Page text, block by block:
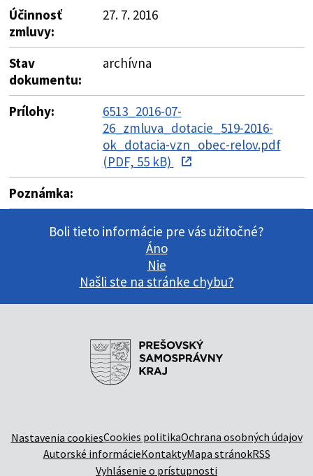
Účinnosť
zmluvy:
27. 7. 2016
Stav
dokumentu:
archívna
Prílohy:
6513_2016-07-
26_zmluva_dotacie_519-2016-
ok_dotacia-vzn_obec-relov.pdf
(PDF, 55 kB)
Poznámka:
Boli tieto informácie pre vás užitočné?
Áno
Nie
Našli ste na stránke chybu?
Nastavenia cookiesCookies politikaOchrana osobných údajov
Autorské informácieKontaktyMapa stránokRSS
Vyhlásenie o prístupnosti